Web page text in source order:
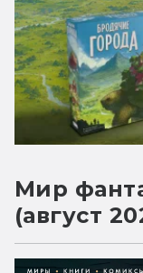
Мир
(август